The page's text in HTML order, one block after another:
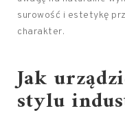
surowość i estetykę
charakter.
Jak
stylu